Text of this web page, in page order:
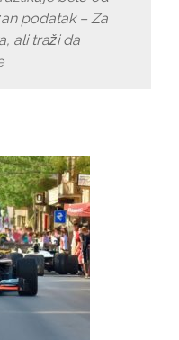
podatak – Za
ali traži da